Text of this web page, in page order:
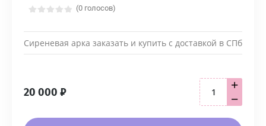
(0 голосов)
Сиреневая арка заказать и купить с доставкой в СПб
20 000 ₽
−
+